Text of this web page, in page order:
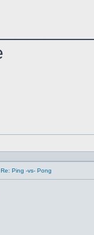
Re: Ping -vs- Pong